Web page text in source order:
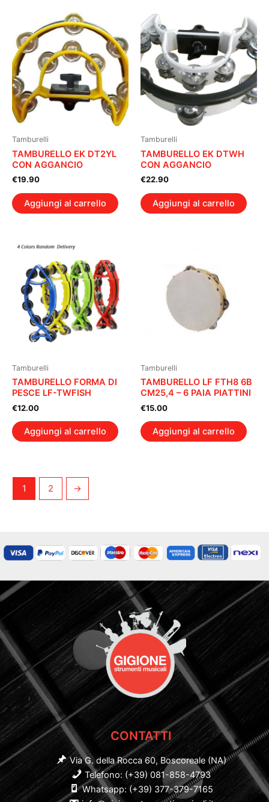
Tamburelli
TAMBURELLO EK DT2YL
CON AGGANCIO
€19.90
Aggiungi al carrello
Tamburelli
TAMBURELLO EK DTWH
CON AGGANCIO
€22.90
Aggiungi al carrello
Tamburelli
TAMBURELLO FORMA DI
PESCE LF-TWFISH
€12.00
Aggiungi al carrello
Tamburelli
TAMBURELLO LF FTH8 6B
CM25,4 – 6 PAIA PIATTINI
€15.00
Aggiungi al carrello
1 2 →
CONTATTI
Via G. della Rocca 60, Boscoreale (NA)
Telefono: (+39) 081-858-4793
Whatsapp: (+39) 377-379-7165